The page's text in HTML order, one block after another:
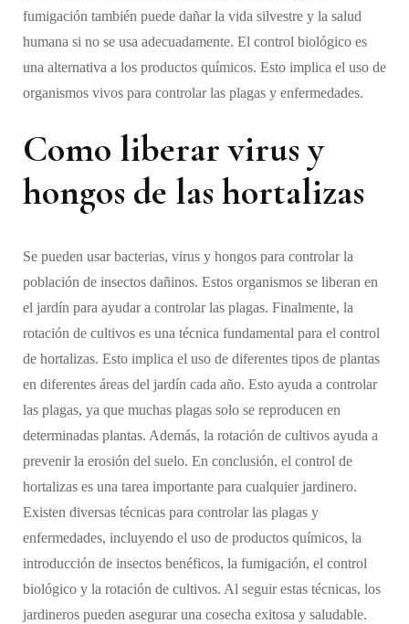
fumigación también puede dañar la vida silvestre y la salud
humana si no se usa adecuadamente. El control biológico es
una alternativa a los productos químicos. Esto implica el uso de
organismos vivos para controlar las plagas y enfermedades.
Como liberar virus y
hongos de las hortalizas
Se pueden usar bacterias, virus y hongos para controlar la
población de insectos dañinos. Estos organismos se liberan en
el jardín para ayudar a controlar las plagas. Finalmente, la
rotación de cultivos es una técnica fundamental para el control
de hortalizas. Esto implica el uso de diferentes tipos de plantas
en diferentes áreas del jardín cada año. Esto ayuda a controlar
las plagas, ya que muchas plagas solo se reproducen en
determinadas plantas. Además, la rotación de cultivos ayuda a
prevenir la erosión del suelo. En conclusión, el control de
hortalizas es una tarea importante para cualquier jardinero.
Existen diversas técnicas para controlar las plagas y
enfermedades, incluyendo el uso de productos químicos, la
introducción de insectos benéficos, la fumigación, el control
biológico y la rotación de cultivos. Al seguir estas técnicas, los
jardineros pueden asegurar una cosecha exitosa y saludable.